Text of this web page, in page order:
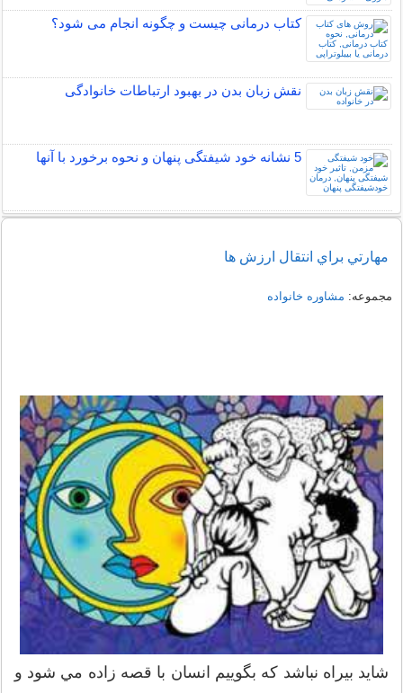
کتاب درمانی چیست و چگونه انجام می شود؟
نقش زبان بدن در بهبود ارتباطات خانوادگی
5 نشانه خود شیفتگی پنهان و نحوه برخورد با آنها
مهارتي براي انتقال ارزش ها
مجموعه: مشاوره خانواده
شايد بيراه نباشد که بگوييم انسان با قصه زاده مي شود و